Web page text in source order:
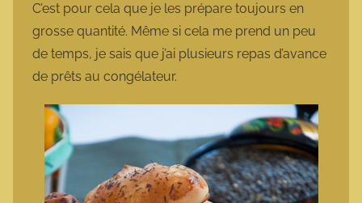
C’est pour cela que je les prépare toujours en
grosse quantité. Même si cela me prend un peu
de temps, je sais que j’ai plusieurs repas d’avance
de prêts au congélateur.